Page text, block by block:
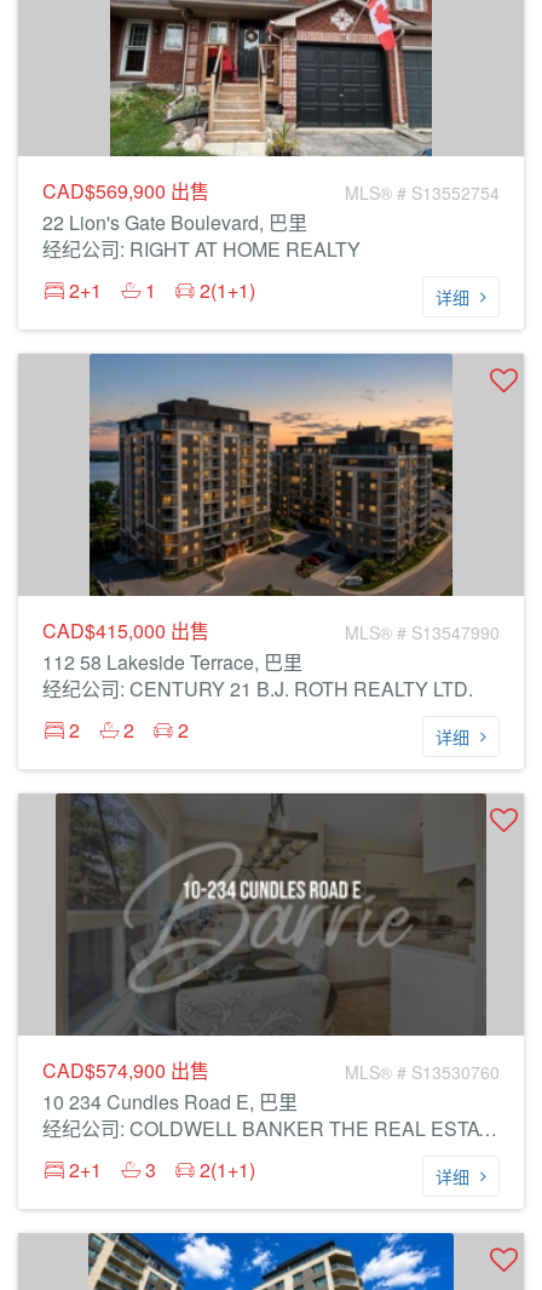
CAD$569,900 出售 MLS® # S13552754
22 Lion's Gate Boulevard, 巴里
经纪公司: RIGHT AT HOME REALTY
2+1
1 2(1+1) 详细
CAD$415,000 出售 MLS® # S13547990
112 58 Lakeside Terrace, 巴里
经纪公司: CENTURY 21 B.J. ROTH REALTY LTD.
2
2 2 详细
CAD$574,900 出售 MLS® # S13530760
10 234 Cundles Road E, 巴里
经纪公司: COLDWELL BANKER THE REAL ESTATE CENTRE
2+1
3 2(1+1) 详细